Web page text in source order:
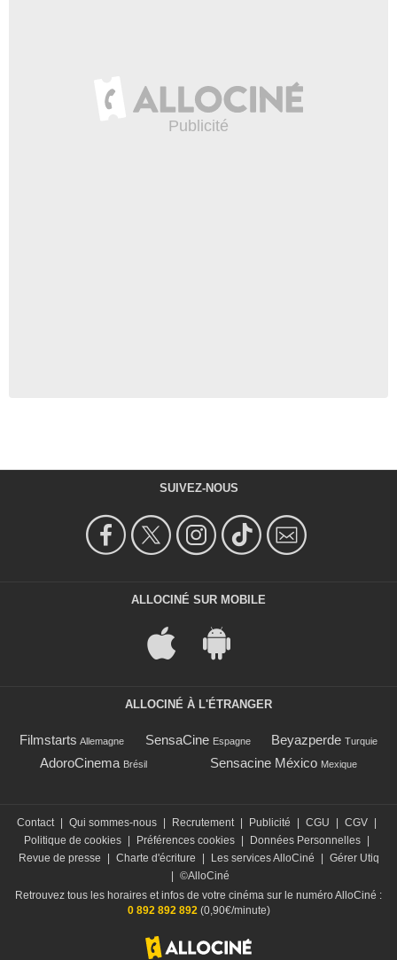
SUIVEZ-NOUS
ALLOCINÉ SUR MOBILE
ALLOCINÉ À L'ÉTRANGER
Filmstarts Allemagne SensaCine Espagne Beyazperde Turquie
AdoroCinema Brésil Sensacine México Mexique
Contact | Qui sommes-nous | Recrutement | Publicité | CGU | CGV |
Politique de cookies | Préférences cookies | Données Personnelles |
Revue de presse
| Charte d'écriture | Les services AlloCiné | Gérer Utiq
| ©AlloCiné
Retrouvez tous les horaires et infos de votre cinéma sur le numéro AlloCiné :
0 892 892 892 (0,90€/minute)